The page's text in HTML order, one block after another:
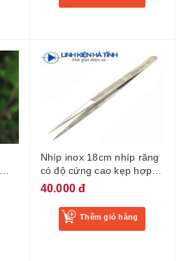
Nhíp inox 18cm nhíp răng
có độ cứng cao kẹp hợp
kim đặc biệt đầu nhíp
40.000 đ
Thêm giỏ hàng